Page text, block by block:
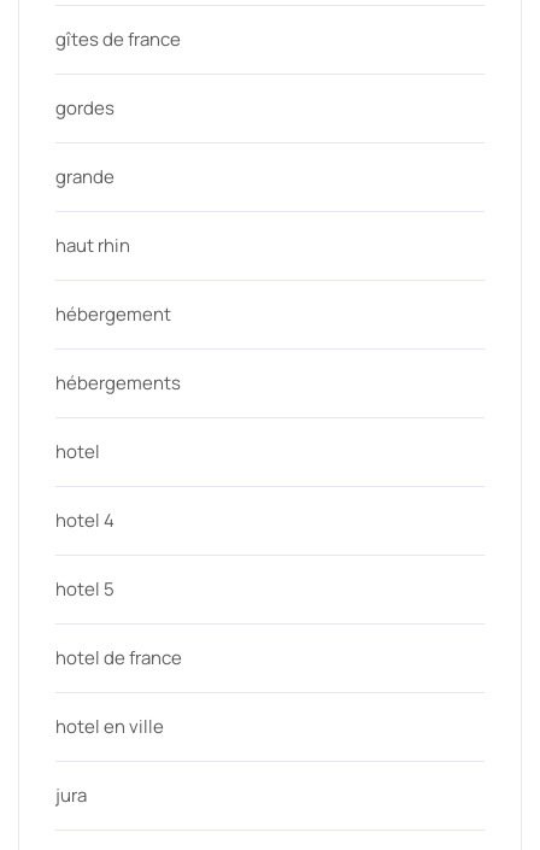
gîtes de france
gordes
grande
haut rhin
hébergement
hébergements
hotel
hotel 4
hotel 5
hotel de france
hotel en ville
jura